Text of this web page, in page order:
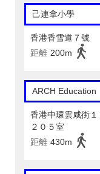
己連拿小學
香港香雪道７號
距離 200m
ARCH Education
香港中環雲咸街
２０５室
距離 430m